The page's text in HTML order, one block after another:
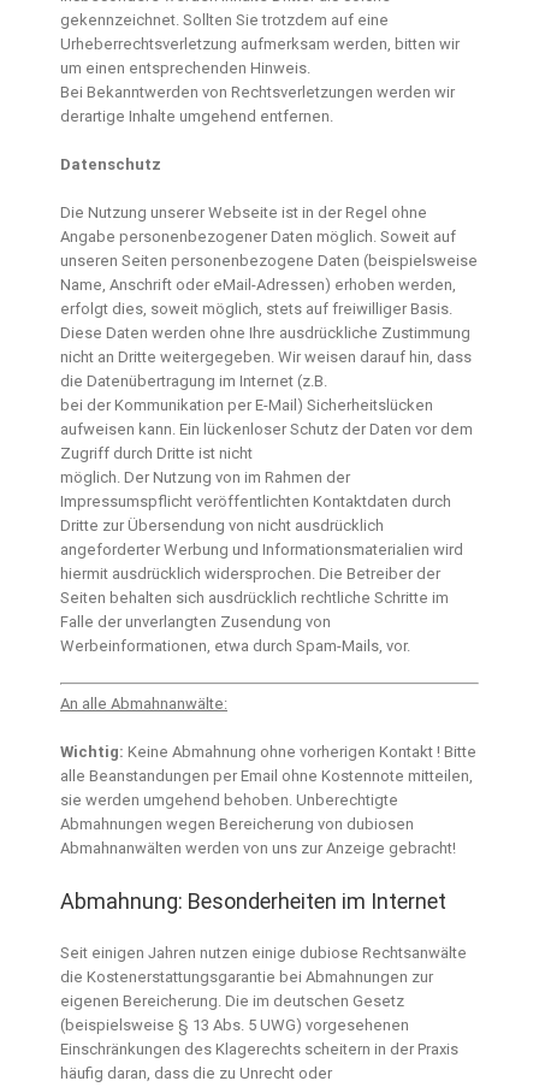
gekennzeichnet. Sollten Sie trotzdem auf eine
Urheberrechtsverletzung aufmerksam werden, bitten wir
um einen entsprechenden Hinweis.
Bei Bekanntwerden von Rechtsverletzungen werden wir
derartige Inhalte umgehend entfernen.
Datenschutz
Die Nutzung unserer Webseite ist in der Regel ohne
Angabe personenbezogener Daten möglich. Soweit auf
unseren Seiten personenbezogene Daten (beispielsweise
Name, Anschrift oder eMail-Adressen) erhoben werden,
erfolgt dies, soweit möglich, stets auf freiwilliger Basis.
Diese Daten werden ohne Ihre ausdrückliche Zustimmung
nicht an Dritte weitergegeben. Wir weisen darauf hin, dass
die Datenübertragung im Internet (z.B.
bei der Kommunikation per E-Mail) Sicherheitslücken
aufweisen kann. Ein lückenloser Schutz der Daten vor dem
Zugriff durch Dritte ist nicht
möglich. Der Nutzung von im Rahmen der
Impressumspflicht veröffentlichten Kontaktdaten durch
Dritte zur Übersendung von nicht ausdrücklich
angeforderter Werbung und Informationsmaterialien wird
hiermit ausdrücklich widersprochen. Die Betreiber der
Seiten behalten sich ausdrücklich rechtliche Schritte im
Falle der unverlangten Zusendung von
Werbeinformationen, etwa durch Spam-Mails, vor.
An alle Abmahnanwälte:
Wichtig: Keine Abmahnung ohne vorherigen Kontakt ! Bitte
alle Beanstandungen per Email ohne Kostennote mitteilen,
sie werden umgehend behoben. Unberechtigte
Abmahnungen wegen Bereicherung von dubiosen
Abmahnanwälten werden von uns zur Anzeige gebracht!
Abmahnung: Besonderheiten im Internet
Seit einigen Jahren nutzen einige dubiose Rechtsanwälte
die Kostenerstattungsgarantie bei Abmahnungen zur
eigenen Bereicherung. Die im deutschen Gesetz
(beispielsweise § 13 Abs. 5 UWG) vorgesehenen
Einschränkungen des Klagerechts scheitern in der Praxis
häufig daran, dass die zu Unrecht oder